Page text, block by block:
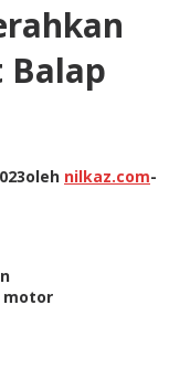
Balap
oleh nilkaz.com-
motor